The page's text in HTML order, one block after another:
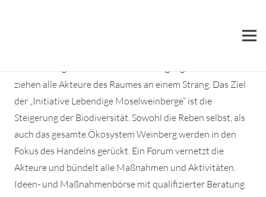
ziehen alle Akteure des Raumes an einem Strang. Das Ziel
der „Initiative Lebendige Moselweinberge“ ist die
Steigerung der Biodiversität. Sowohl die Reben selbst, als
auch das gesamte Ökosystem Weinberg werden in den
Fokus des Handelns gerückt. Ein Forum vernetzt die
Akteure und bündelt alle Maßnahmen und Aktivitäten.
Ideen- und Maßnahmenbörse mit qualifizierter Beratung